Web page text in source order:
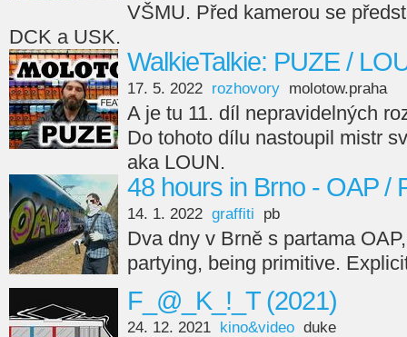
VŠMU. Před kamerou se
DCK a USK.
WalkieTalkie: PUZE /
17. 5. 2022 rozhovory molotow.praha
A je tu 11. díl nepravidelných
Do tohoto dílu nastoupil mistr
aka LOUN.
48 hours in Brno - OAP /
14. 1. 2022 graffiti pb
Dva dny v Brně s partama
partying, being primitive.
F_@_K_!_T (2021)
24. 12. 2021 kino&video duke